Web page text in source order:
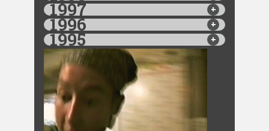
1997
1996
1995